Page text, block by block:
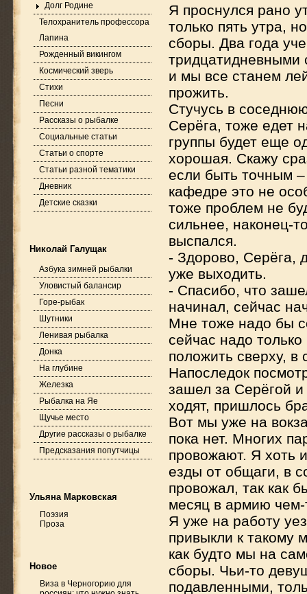
Долг Родине
Телохранитель профессора
Лапина
Рожденный викингом
Космический зверь
Стихи
Песни
Рассказы о рыбалке
Социальные статьи
Статьи о спорте
Статьи разной тематики
Дневник
Детские сказки
Николай Галущак
Азбука зимней рыбалки
Уловистый балансир
Горе-рыбак
Шутники
Ленивая рыбалка
Донка
На глубине
Железка
Рыбалка на Яе
Щучье место
Другие рассказы о рыбалке
Предсказания попутчицы
Ульяна Марковская
Поэзия
Проза
Новое
Виза в Черногорию для
Я проснулся рано
только пять утра,
сборы. Два года
тридцатидневными
и мы все станем
прожить.
Стучусь в
Серёга, тоже едет
группы будет еще
хорошая. Скажу
если быть точным
кафедре это не
тоже проблем не
сильнее, наконец-
выспался.
- Здорово, Серёга,
уже выходить.
- Спасибо, что
начинал, сейчас
Мне тоже надо бы
сейчас надо
положить сверху, в
Напоследок
зашел за Серёгой
ходят, пришлось
Вот мы уже на
пока нет. Многих
провожают. Я хоть
езды от общаги, в
провожал, так как
месяц в армию чем-
Я уже на работу
привыкли к такому
как будто мы на
сборы. Чьи-то
подавленными,